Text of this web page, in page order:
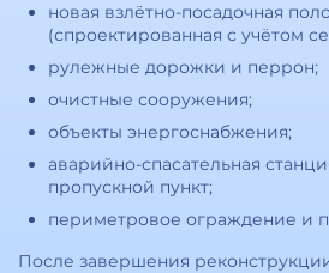
новая взлётно-посадочная
(спроектированная с учётом
рулежные дорожки и перрон;
очистные сооружения;
объекты энергоснабжения;
аварийно-спасательная
пропускной пункт;
периметровое ограждение и
После завершения